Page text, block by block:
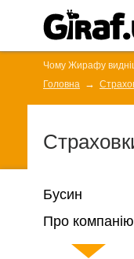
Чому Жирафу
Головна
Бусин
Про компанію